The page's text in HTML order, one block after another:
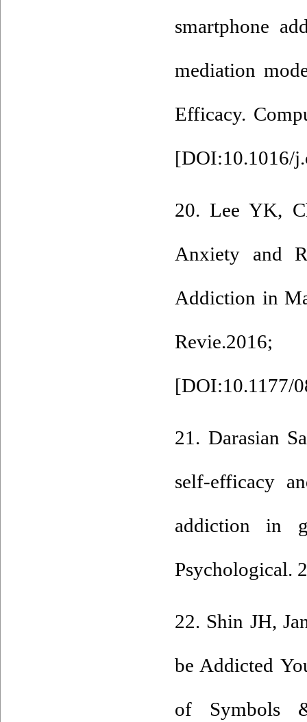
smartphone
mediation
Efficacy.
[DOI:10.1016/
20. Lee YK,
Anxiety and
Addiction in
[DOI:10.1177/
21. Darasian
self-efficacy
addiction in
Psychological.
22. Shin JH,
be Addicted
of Symbols